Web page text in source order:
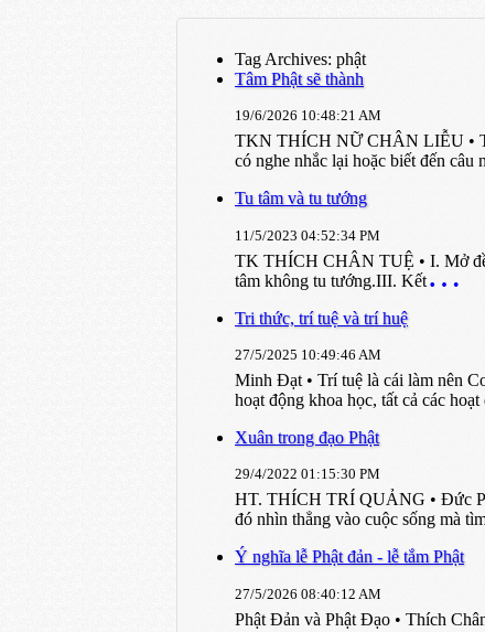
Tag Archives: phật
Tâm Phật sẽ thành
19/6/2026 10:48:21 AM
TKN THÍCH NỮ CHÂN LIỄU •
có nghe nhắc lại hoặc biết đến
Tu tâm và tu tướng
11/5/2023 04:52:34 PM
TK THÍCH CHÂN TUỆ • I. Mở đề
tâm không tu tướng.III. Kết
Tri thức, trí tuệ và trí huệ
27/5/2025 10:49:46 AM
Minh Đạt • Trí tuệ là cái làm nên
hoạt động khoa học, tất cả các
Xuân trong đạo Phật
29/4/2022 01:15:30 PM
HT. THÍCH TRÍ QUẢNG • Đức
đó nhìn thẳng vào cuộc sống mà
Ý nghĩa lễ Phật đản - lễ tắm Phật
27/5/2026 08:40:12 AM
Phật Đản và Phật Đạo • Thích